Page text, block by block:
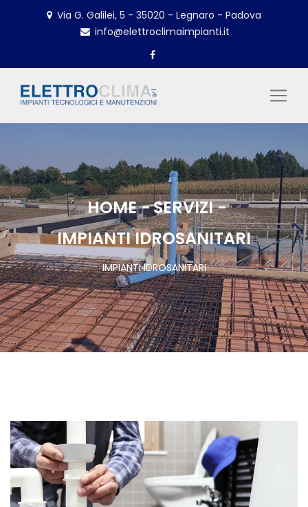
Via G. Galilei, 5 - 35020 - Legnaro - Padova
info@elettroclimaimpianti.it
HOME
SERVIZI
IMPIANTI IDROSANITARI
IMPIANTI IDROSANITARI